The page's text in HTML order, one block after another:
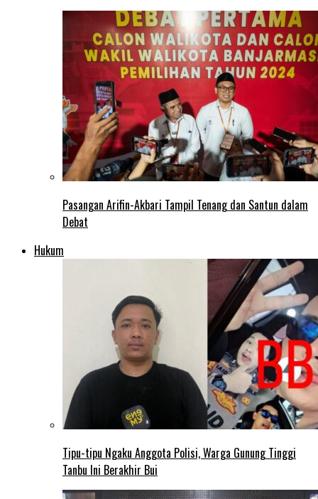
Pasangan Arifin-Akbari Tampil Tenang dan Santun dalam
Debat
Hukum
Tipu-tipu Ngaku Anggota Polisi, Warga Gunung Tinggi
Tanbu Ini Berakhir Bui